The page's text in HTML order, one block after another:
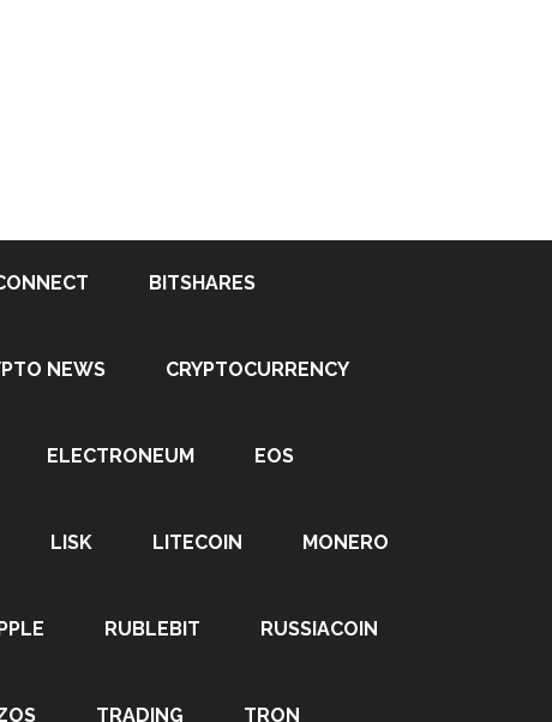
BITSHARES
NEWS CRYPTOCURRENCY
ELECTRONEUM EOS
LISK LITECOIN MONERO
RUBLEBIT RUSSIACOIN
TRADING TRON